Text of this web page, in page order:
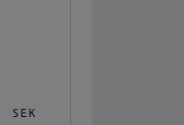
SEK